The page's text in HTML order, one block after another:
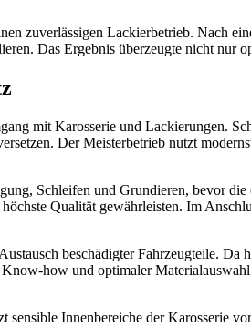
zuverlässigen Lackierbetrieb. Nach
Das Ergebnis überzeugte nicht nur
mit Karosserie und Lackierungen.
Der Meisterbetrieb nutzt
Schleifen und Grundieren, bevor
Qualität gewährleisten. Im
beschädigter Fahrzeugteile.
how und optimaler
Innenbereiche der Karosserie